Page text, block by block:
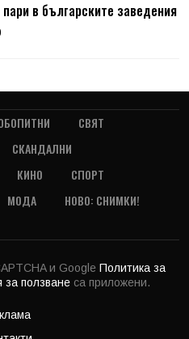
в българските заведения
СВЯТ
СКАНДАЛНИ
КИНО
СПОРТ
МОДА
НОВО: СНИМКИ!
и Google Политика за
за ползване са приложени.